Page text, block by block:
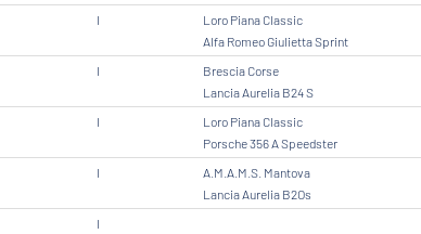
I
Loro Piana Classic
Alfa Romeo Giulietta Sprint
I
Brescia Corse
Lancia Aurelia B24 S
I
Loro Piana Classic
Porsche 356 A Speedster
I
A.M.A.M.S. Mantova
Lancia Aurelia B2Os
I